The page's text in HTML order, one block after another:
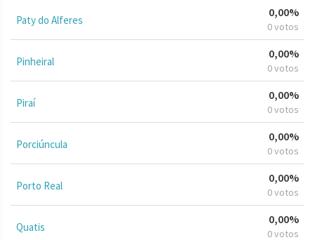
Paty do Alferes
0,00%
0 votos
Pinheiral
0,00%
0 votos
Piraí
0,00%
0 votos
Porciúncula
0,00%
0 votos
Porto Real
0,00%
0 votos
Quatis
0,00%
0 votos